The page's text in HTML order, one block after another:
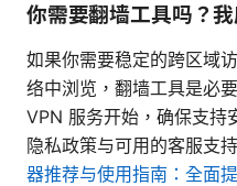
你需要翻墙工具吗？
如果你需要稳定的跨区域
络中浏览，翻墙工具是必
VPN 服务开始，确保支持
隐私政策与可用的客服支持
器推荐与使用指南：全面